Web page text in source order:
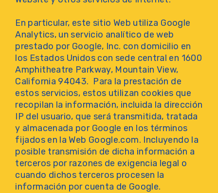
En particular, este sitio Web utiliza Google
Analytics, un servicio analítico de web
prestado por Google, Inc. con domicilio en
los Estados Unidos con sede central en 1600
Amphitheatre Parkway, Mountain View,
California 94043. Para la prestación de
estos servicios, estos utilizan cookies que
recopilan la información, incluida la dirección
IP del usuario, que será transmitida, tratada
y almacenada por Google en los términos
fijados en la Web Google.com. Incluyendo la
posible transmisión de dicha información a
terceros por razones de exigencia legal o
cuando dichos terceros procesen la
información por cuenta de Google.